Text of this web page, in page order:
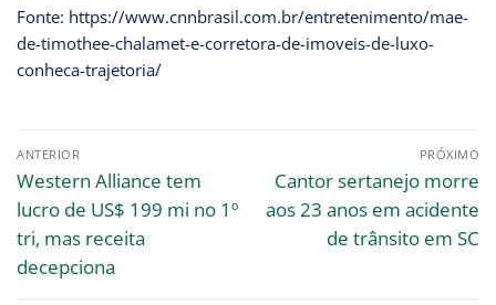
Fonte: https://www.cnnbrasil.com.br/entretenimento/mae-
de-timothee-chalamet-e-corretora-de-imoveis-de-luxo-
conheca-trajetoria/
ANTERIOR
Western Alliance tem
lucro de US$ 199 mi no 1º
tri, mas receita
decepciona
PRÓXIMO
Cantor sertanejo morre
aos 23 anos em acidente
de trânsito em SC